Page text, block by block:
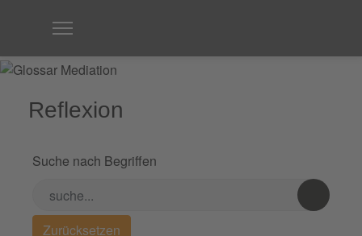
Reflexion
Suche nach Begriffen